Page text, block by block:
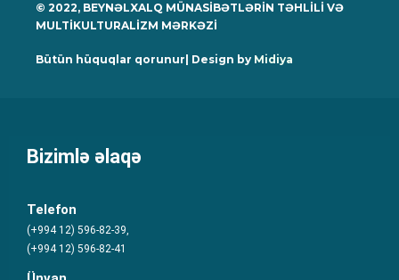
© 2022, BEYNƏLXALQ MÜNASİBƏTLƏRİN TƏHLİLİ VƏ
MULTİKULTURALİZM MƏRKƏZİ
Bütün hüquqlar qorunur| Design by Midiya
Bizimlə əlaqə
Telefon
(+994 12) 596-82-39,
(+994 12) 596-82-41